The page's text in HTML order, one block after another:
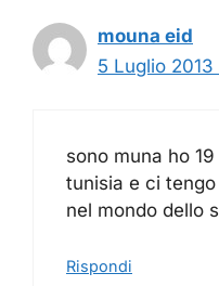
mouna eid
5 Luglio 2013
sono muna ho
tunisia e ci
nel mondo dello
Rispondi